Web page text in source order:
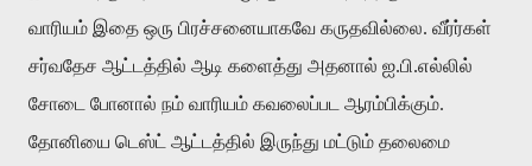
வாரியம் இதை ஒரு பிரச்சனையாகவே கருதவில்லை. வீர்ர்கள்
சர்வதேச ஆட்டத்தில் ஆடி களைத்து அதனால் ஐ.பி.எல்லில்
சோடை போனால் நம் வாரியம் கவலைப்பட ஆரம்பிக்கும்.
தோனியை டெஸ்ட் ஆட்டத்தில் இருந்து மட்டும் தலைமை